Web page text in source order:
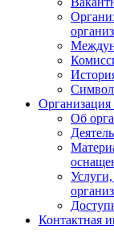
Организация
Об
Контактная